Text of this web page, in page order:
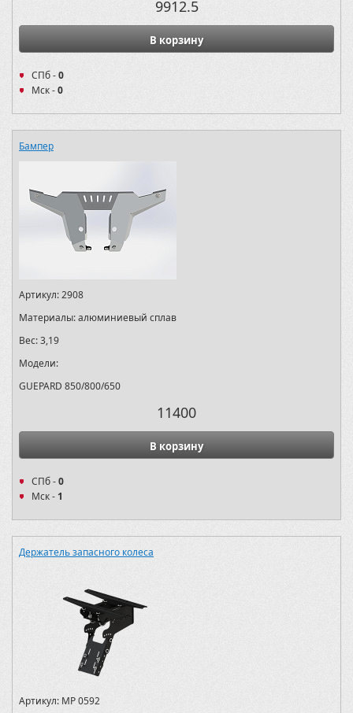
9912.5
В корзину
СПб -0
Мск -0
Бампер
Артикул:2908
Материалы:алюминиевый сплав
Вес:3,19
Модели:
GUEPARD 850/800/650
11400
В корзину
СПб -0
Мск - 1
Держатель запасного колеса
Артикул: MP 0592